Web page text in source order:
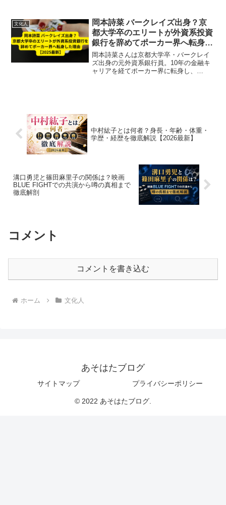
文化人
岡本詩菜 バークレイズ出身？京
都大学卒のエリートが外資系投資
銀行を辞めてポーカー界へ転身し
た理由【2025最新】
岡本詩菜さんは京都大学卒・バークレイ
ズ出身の元外資系銀行員。10年の金融キ
ャリアを経てポーカー界に転身し、
中村紘子とは何者？身長・年齢・体重・
学歴・経歴を徹底解説【2026最新】
溝口勇児と篠田麻里子の関係は？映画
BLUE FIGHTでの共演から噂の真相まで
徹底解剖
コメント
コメントを書き込む
ホーム 文化人
あそはたブログ
サイトマップ プライバシーポリシー
© 2022 あそはたブログ.